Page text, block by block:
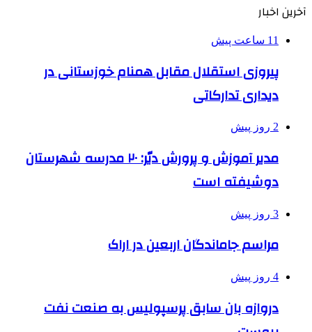
آخرین اخبار
11 ساعت پیش
پیروزی استقلال مقابل همنام خوزستانی در
دیداری تدارکاتی
2 روز پیش
مدیر آموزش و پرورش دیّر: ۲۰ مدرسه شهرستان
دوشیفته است
3 روز پیش
مراسم جاماندگان اربعین در اراک
4 روز پیش
دروازه بان سابق پرسپولیس به صنعت نفت